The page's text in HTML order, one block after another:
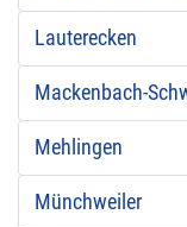
Lauterecken
Mackenbach-
Mehlingen
Münchweiler